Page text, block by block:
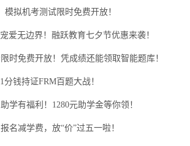
模拟机考测试限时免费开放！
爱无边界！融跃教育七夕节优惠来袭！
时免费开放！凭成绩还能领取智能题库！
分钱持证FRM百题大战！
学有福利！1280元助学金等你领！
名减学费，放“价”过五一啦！